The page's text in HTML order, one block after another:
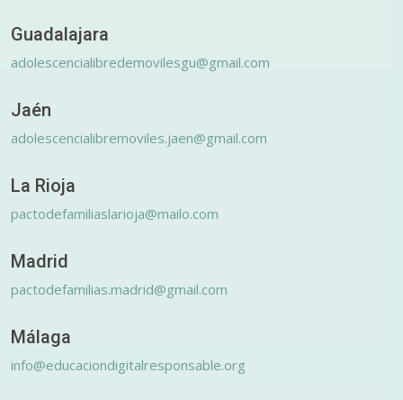
Guadalajara
adolescencialibredemovilesgu@gmail.com
Jaén
adolescencialibremoviles.jaen@gmail.com
La Rioja
pactodefamiliaslarioja@mailo.com
Madrid
pactodefamilias.madrid@gmail.com
Málaga
info@educaciondigitalresponsable.org